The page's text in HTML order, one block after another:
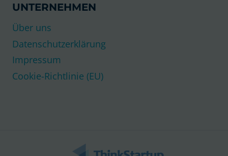
UNTERNEHMEN
Über uns
Datenschutzerklärung
Impressum
Cookie-Richtlinie (EU)